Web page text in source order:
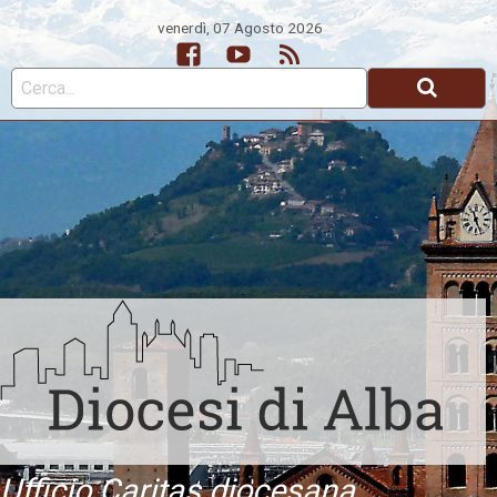
venerdì, 07 Agosto 2026
FacebookYoutubeFeed